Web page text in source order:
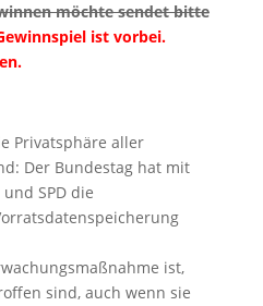
möchte sendet bitte
ist vorbei.
Privatsphäre aller
Der Bundestag hat mit
SPD die
ist,
sind, auch wenn sie